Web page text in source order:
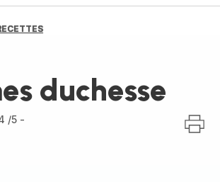
duchesse
/5 -